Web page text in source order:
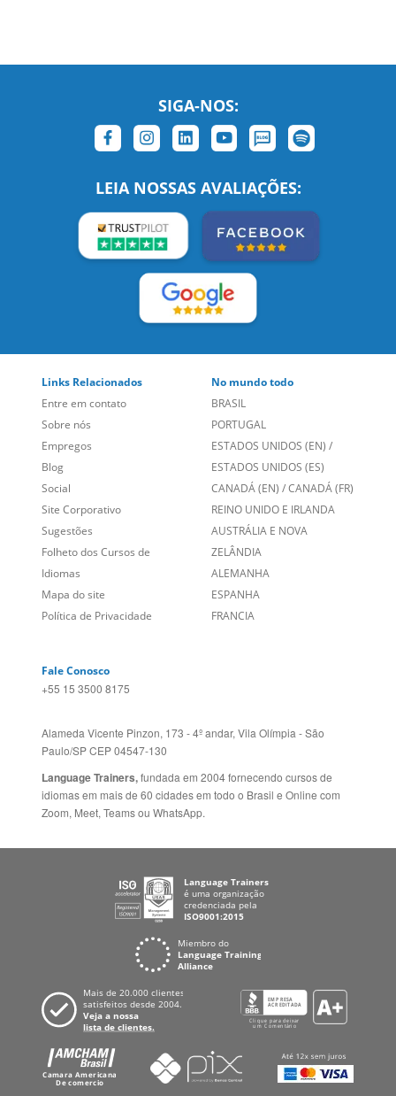
SIGA-NOS:
LEIA NOSSAS AVALIAÇÕES:
Links Relacionados
Entre em contato
Sobre nós
Empregos
Blog
Social
Site Corporativo
Sugestões
Folheto dos Cursos de
Idiomas
Mapa do site
Política de Privacidade
No mundo todo
BRASIL
PORTUGAL
ESTADOS UNIDOS (EN) /
ESTADOS UNIDOS (ES)
CANADÁ (EN) /CANADÁ (FR)
REINO UNIDO E IRLANDA
AUSTRÁLIA E NOVA
ZELÂNDIA
ALEMANHA
ESPANHA
FRANCIA
Fale Conosco
+55 15 3500 8175
Alameda Vicente Pinzon, 173 - 4º andar, Vila Olímpia - São
Paulo/SP CEP 04547-130
Language Trainers,fundada em 2004 fornecendo cursos de
idiomas em mais de 60 cidades em todo o Brasil e Online com
Zoom, Meet, Teams ou WhatsApp.